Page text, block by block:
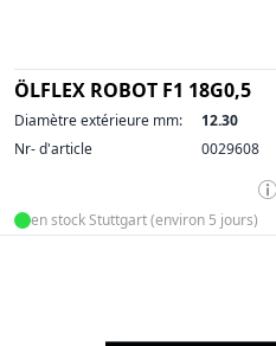
ÖLFLEX ROBOT F1 18G0,5
Diamètre extérieure mm:
12.30
Nr- d'article
0029608
en stock Stuttgart (environ 5 jours)